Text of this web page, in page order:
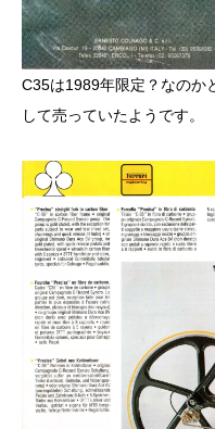
C35は1989年限定？なのか
して売っていたようです。